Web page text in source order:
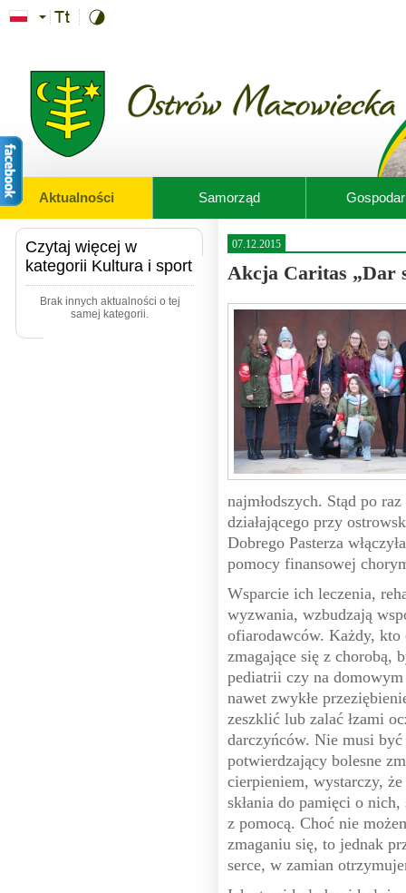
Przejdź do treści
Aktualności Samorząd
Czytaj więcej w
kategorii Kultura i sport
Brak innych aktualności o tej
samej kategorii.
07.12.2015
Akcja Caritas „Dar
najmłodszych. Stąd po
działającego przy
Dobrego Pasterza
pomocy finansowej
Wsparcie ich leczenia,
wyzwania, wzbudzają
ofiarodawców. Każdy, kto
zmagające się z chorobą,
pediatrii czy na
nawet zwykłe
zeszklić lub zalać łzami
darczyńców. Nie musi
potwierdzający bolesne
cierpieniem, wystarczy,
skłania do pamięci o
z pomocą. Choć nie
zmaganiu się, to jednak
serce, w zamian